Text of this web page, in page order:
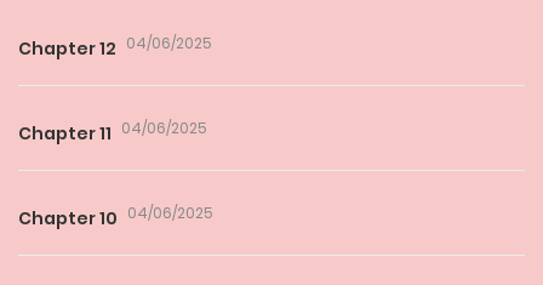
Chapter 12 04/06/2025
Chapter 11 04/06/2025
Chapter 10 04/06/2025